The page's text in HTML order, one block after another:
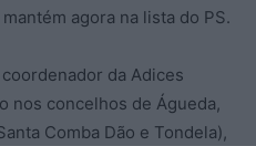
agora na lista do PS.
da Adices
nos concelhos de Águeda,
Comba Dão e Tondela),